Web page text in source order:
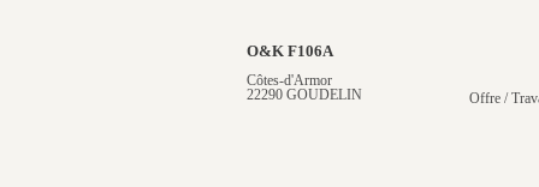
O&K F106A
Côtes-d'Armor
22290 GOUDELIN
Offre /